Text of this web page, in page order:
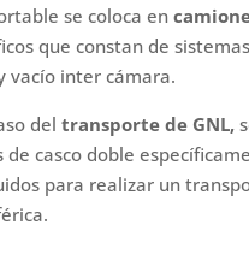
se coloca en
que constan de
vacío inter cámara.
del transporte de GNL,
de casco doble
para realizar un